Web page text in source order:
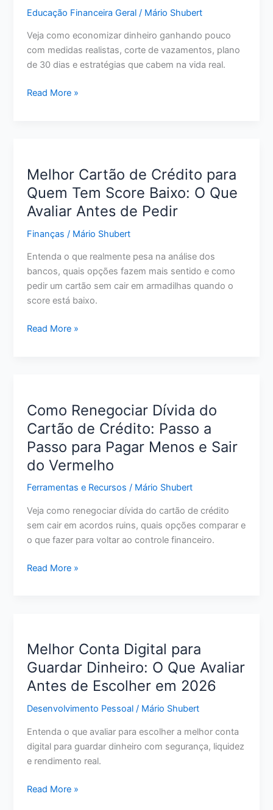
Sair
Caos
Educação Financeira Geral / Mário Shubert
Veja como economizar dinheiro ganhando pouco
com medidas realistas, corte de vazamentos, plano
de 30 dias e estratégias que cabem na vida real.
Como
Estratégias
Realistas
para
Agora
Read More »
Melhor Cartão de Crédito para
Quem Tem Score Baixo: O Que
Avaliar Antes de Pedir
Finanças / Mário Shubert
Entenda o que realmente pesa na análise dos
bancos, quais opções fazem mais sentido e como
pedir um cartão sem cair em armadilhas quando o
score está baixo.
Melhor
Tem
Score
Baixo:
O
Que
Avaliar
Read More »
Como Renegociar Dívida do
Cartão de Crédito: Passo a
Passo para Pagar Menos e Sair
do Vermelho
Ferramentas e Recursos / Mário Shubert
Veja como renegociar dívida do cartão de crédito
sem cair em acordos ruins, quais opções comparar e
o que fazer para voltar ao controle financeiro.
Como
de
Crédito:
Passo
a
para
Pagar
Menos
e
do
Read More »
Melhor Conta Digital para
Guardar Dinheiro: O Que Avaliar
Antes de Escolher em 2026
Desenvolvimento Pessoal / Mário Shubert
Entenda o que avaliar para escolher a melhor conta
digital para guardar dinheiro com segurança, liquidez
e rendimento real.
Melhor
Read More »